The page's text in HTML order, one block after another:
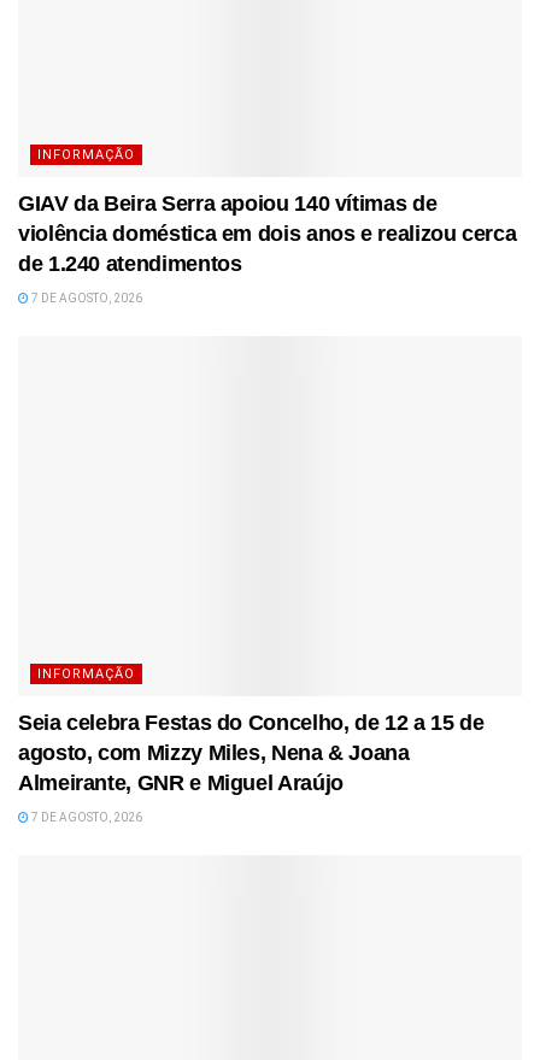
INFORMAÇÃO
GIAV da Beira Serra apoiou 140 vítimas de
violência doméstica em dois anos e realizou cerca
de 1.240 atendimentos
7 DE AGOSTO, 2026
INFORMAÇÃO
Seia celebra Festas do Concelho, de 12 a 15 de
agosto, com Mizzy Miles, Nena & Joana
Almeirante, GNR e Miguel Araújo
7 DE AGOSTO, 2026